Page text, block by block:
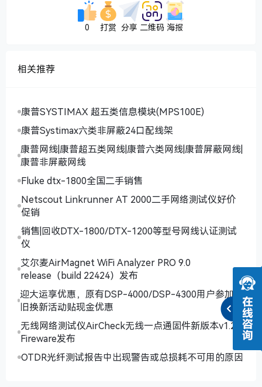
0 打赏 分享 二维码 海报
相关推荐
康普SYSTIMAX 超五类信息模块(MPS100E)
康普Systimax六类非屏蔽24口配线架
康普网线|康普超五类网线|康普六类网线|康普屏蔽网线|
康普非屏蔽网线
Fluke dtx-1800全国二手销售
Netscout Linkrunner AT 2000二手网络测试仪好价
促销
销售|回收DTX-1800/DTX-1200等型号网线认证测试
仪
艾尔麦AirMagnet WiFi Analyzer PRO 9.0
release（build 22424）发布
迎大运享优惠，原有DSP-4000/DSP-4300用户参加以
旧换新活动贴现金优惠
无线网络测试仪AirCheck无线一点通固件新版本v1.2
Fireware发布
OTDR光纤测试报告中出现警告或总损耗不可用的原因